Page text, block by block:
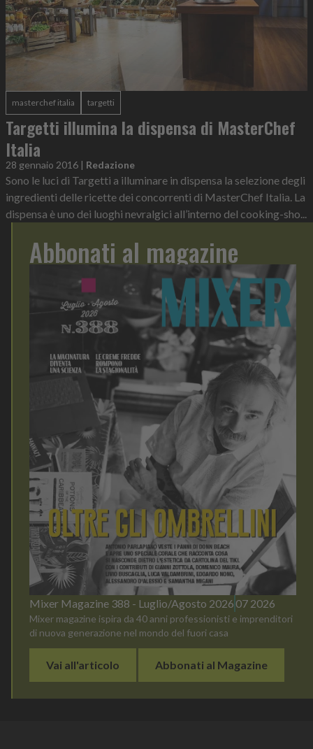
masterchef italia targetti
Targetti illumina la dispensa di MasterChef
Italia
28 gennaio 2016 | Redazione
Sono le luci di Targetti a illuminare in dispensa la selezione degli
ingredienti delle ricette dei concorrenti di MasterChef Italia. La
dispensa è uno dei luoghi nevralgici all’interno del cooking-sho...
Abbonati al magazine
Mixer Magazine 388 - Luglio/Agosto 2026 07 2026
Mixer magazine ispira da 40 anni professionisti e imprenditori
di nuova generazione nel mondo del fuori casa
Vai all'articolo Abbonati al Magazine